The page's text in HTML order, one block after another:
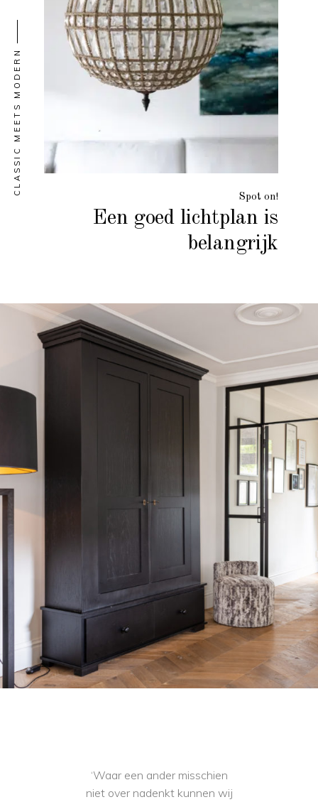
CLASSIC MEETS MODERN
Spot on!
Een goed lichtplan is
belangrijk
‘Waar een ander misschien
niet over nadenkt kunnen wij